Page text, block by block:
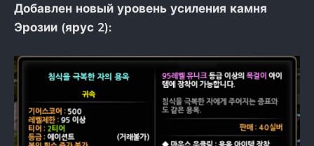
Добавлен новый уровень усиления камня
Эрозии (ярус 2):